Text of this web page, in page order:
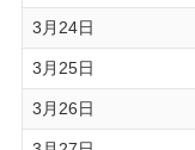
3月24日
3月25日
3月26日